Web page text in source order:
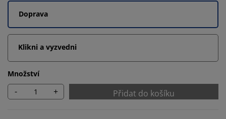
Doprava
Klikni a vyzvedni
Množství
- + Přidat do košíku